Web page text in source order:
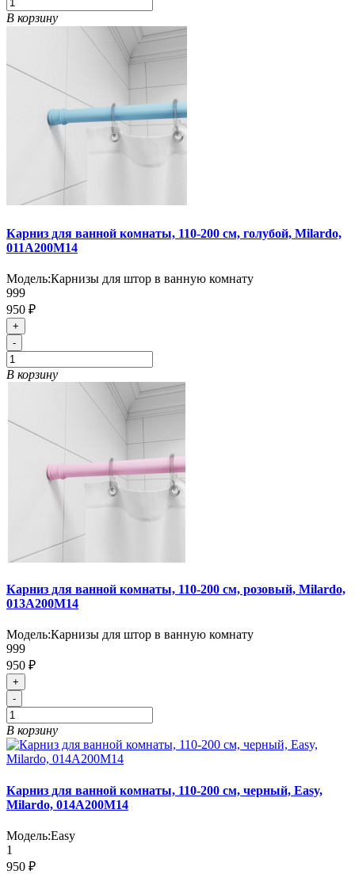
В корзину
Карниз для ванной комнаты, 110-200 см, голубой, Milardo,
011A200M14
Модель:Карнизы для штор в ванную комнату
999
950 ₽
+
-
В корзину
Карниз для ванной комнаты, 110-200 см, розовый, Milardo,
013A200M14
Модель:Карнизы для штор в ванную комнату
999
950 ₽
+
-
В корзину
Карниз для ванной комнаты, 110-200 см, черный, Easy,
Milardo, 014A200M14
Модель:Easy
1
950 ₽